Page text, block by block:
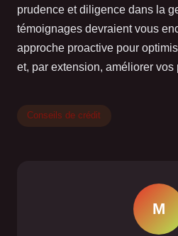
prudence et diligence dans la
témoignages devraient vous
approche proactive pour
et, par extension, améliorer
Conseils de crédit
M